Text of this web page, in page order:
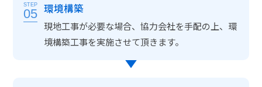
STEP
05 環境構築
現地工事が必要な場合、協力会社を手配の上、環
境構築工事を実施させて頂きます。